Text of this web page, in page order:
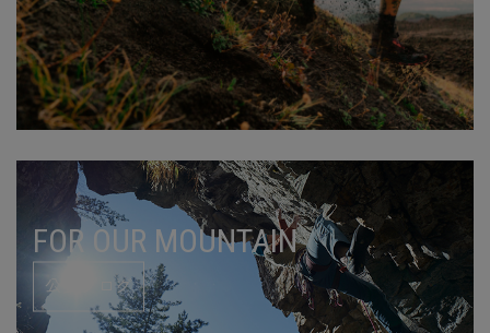
FOR OUR MOUNTAIN
公式ブログ